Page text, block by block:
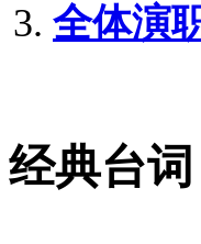
全体演
经典台词